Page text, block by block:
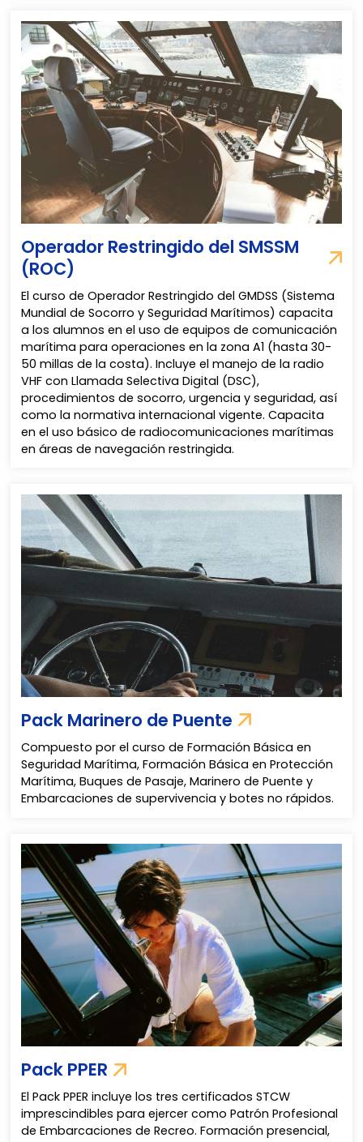
Operador Restringido del SMSSM
(ROC)
El curso de Operador Restringido del GMDSS (Sistema
Mundial de Socorro y Seguridad Marítimos) capacita
a los alumnos en el uso de equipos de comunicación
marítima para operaciones en la zona A1 (hasta 30-
50 millas de la costa). Incluye el manejo de la radio
VHF con Llamada Selectiva Digital (DSC),
procedimientos de socorro, urgencia y seguridad, así
como la normativa internacional vigente. Capacita
en el uso básico de radiocomunicaciones marítimas
en áreas de navegación restringida.
Pack Marinero de Puente
Compuesto por el curso de Formación Básica en
Seguridad Marítima, Formación Básica en Protección
Marítima, Buques de Pasaje, Marinero de Puente y
Embarcaciones de supervivencia y botes no rápidos.
Pack PPER
El Pack PPER incluye los tres certificados STCW
imprescindibles para ejercer como Patrón Profesional
de Embarcaciones de Recreo. Formación presencial,